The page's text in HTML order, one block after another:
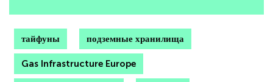
тайфуны подземные хранилища
Gas Infrastructure Europe